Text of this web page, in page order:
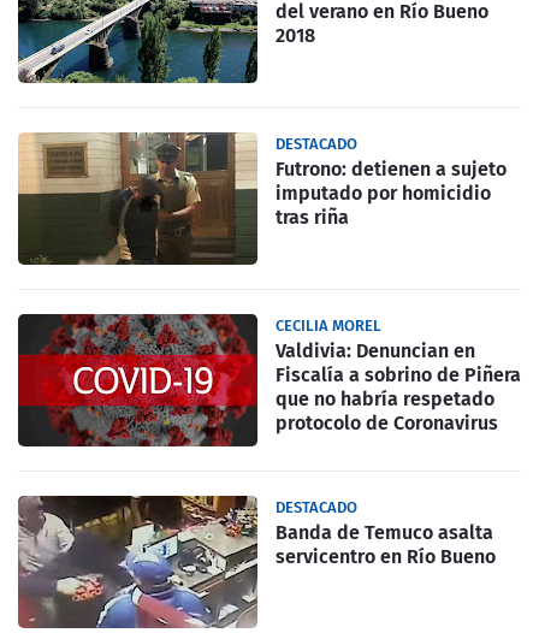
del verano en Río Bueno
2018
DESTACADO
Futrono: detienen a sujeto
imputado por homicidio
tras riña
CECILIA MOREL
Valdivia: Denuncian en
Fiscalía a sobrino de Piñera
que no habría respetado
protocolo de Coronavirus
DESTACADO
Banda de Temuco asalta
servicentro en Río Bueno